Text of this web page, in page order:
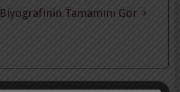
Biyografinin Tamamını Gör